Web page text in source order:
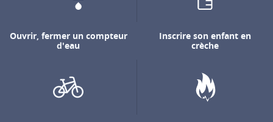
Ouvrir, fermer un compteur
d'eau
Inscrire son enfant en
crèche